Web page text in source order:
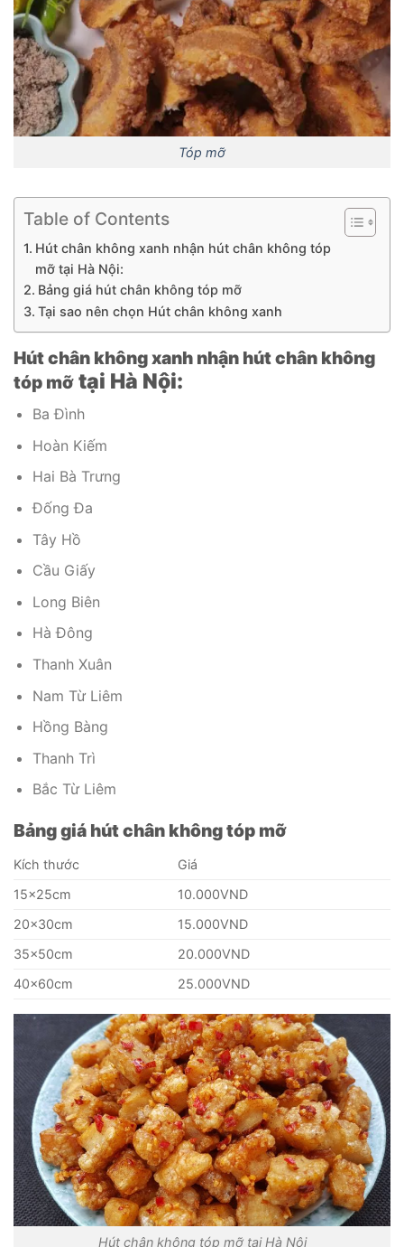
Tóp mỡ
Table of Contents
Hút chân không xanh nhận hút chân không tóp
mỡ tại Hà Nội:
Bảng giá hút chân không tóp mỡ
Tại sao nên chọn Hút chân không xanh
Hút chân không xanh nhận hút chân không
tóp mỡ tại Hà Nội:
Ba Đình
Hoàn Kiếm
Hai Bà Trưng
Đống Đa
Tây Hồ
Cầu Giấy
Long Biên
Hà Đông
Thanh Xuân
Nam Từ Liêm
Hồng Bàng
Thanh Trì
Bắc Từ Liêm
Bảng giá hút chân không tóp mỡ
Kích thước
Giá
15x25cm
10.000VND
20x30cm
15.000VND
35x50cm
20.000VND
40x60cm
25.000VND
Hút chân không tóp mỡ tại Hà Nội